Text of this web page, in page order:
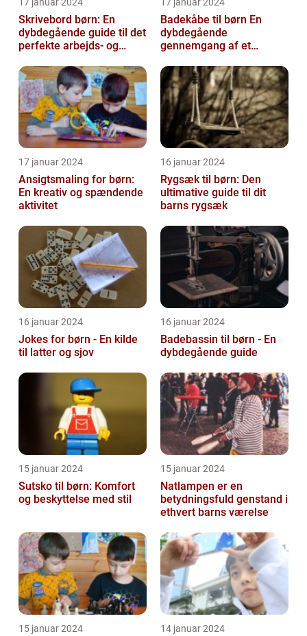
Skrivebord børn: En
dybdegående guide til det
perfekte arbejds- og
Badekåbe til børn En
dybdegående
gennemgang af et
børnetøj
17 januar 2024
Ansigtsmaling for børn:
En kreativ og spændende
aktivitet
16 januar 2024
Rygsæk til børn: Den
ultimative guide til dit
barns rygsæk
16 januar 2024
Jokes for børn - En kilde
til latter og sjov
16 januar 2024
Badebassin til børn - En
dybdegående guide
15 januar 2024
Sutsko til børn: Komfort
og beskyttelse med stil
15 januar 2024
Natlampen er en
betydningsfuld genstand i
ethvert barns værelse
15 januar 2024 14 januar 2024